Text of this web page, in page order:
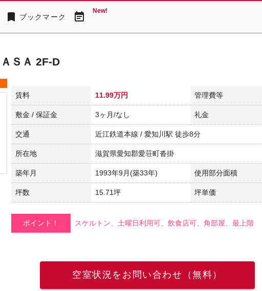
bookmark ブックマーク event_note New!
ＳＡ 2F-D
賃料 11.99万円 管理費等
敷金 / 保証金 3ヶ月/なし 礼金
交通 近江鉄道本線 / 愛知川駅 徒歩8分
所在地 滋賀県愛知郡愛荘町沓掛
築年月 1993年9月(築33年) 使用部分面積
坪数 15.71坪 坪単価
ポイント！ スケルトン、土曜日利用可、飲食店可、角部屋、最上階
空室状況をお問い合わせ（無料）